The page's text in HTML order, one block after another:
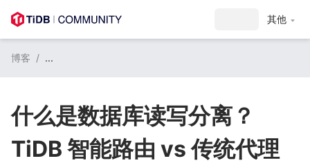
其他
博客 / ...
什么是数据库读写分离？
TiDB 智能路由 vs 传统代理